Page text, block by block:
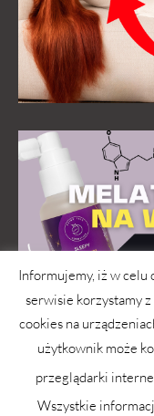
Strona pod
Informujemy, iż w celu
serwisie korzystamy
cookies na
użytkownik może
przeglądarki
Wszystkie